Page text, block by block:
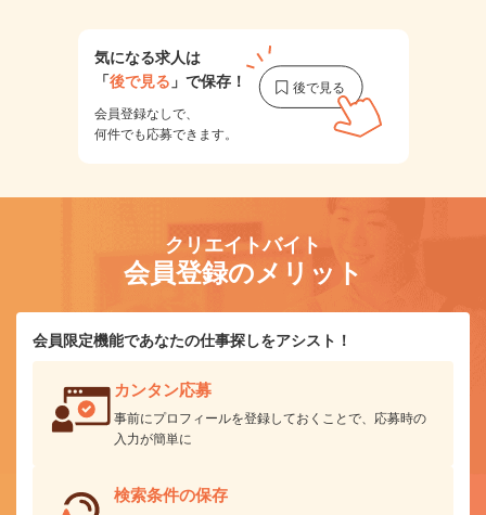
気になる求人は
「後で見る 」で保存！
会員登録なしで、
何件でも応募できます。
クリエイトバイト
会員登録のメリット
会員限定機能であなたの仕事探しをアシスト！
カンタン応募
事前にプロフィールを登録しておくことで、応募時の
入力が簡単に
検索条件の保存